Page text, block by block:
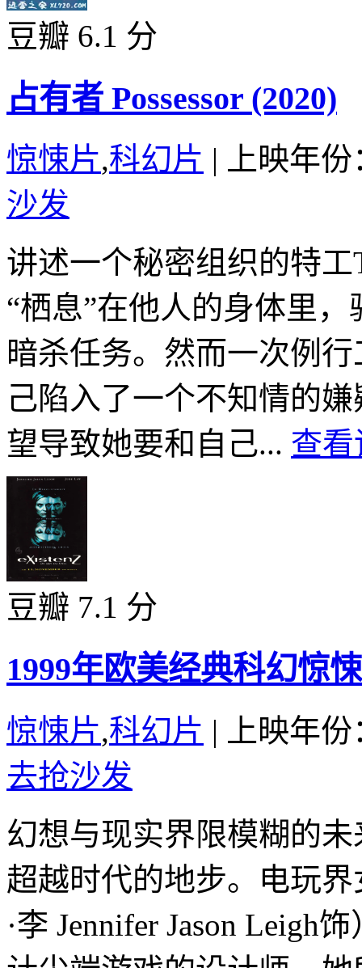
豆瓣 6.1 分
占有者 Possessor (2020)
惊悚片,科幻片 |
上映年
沙发
讲述一个秘密组织的特工
“栖息”在他人的身体里
暗杀任务。然而一次例
己陷入了一个不知情的
望导致她要和自己... 查看
豆瓣 7.1 分
1999年欧美经典科幻惊
惊悚片,科幻片 |
上映年
去抢沙发
幻想与现实界限模糊的
超越时代的地步。电玩
·李 Jennifer Jason Leigh